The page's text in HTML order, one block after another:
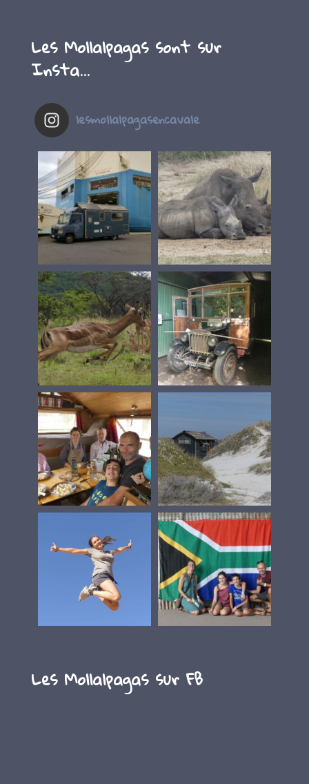
Les Mollalpagas sont sur
Insta…
lesmollalpagasencavale
Les Mollalpagas sur FB